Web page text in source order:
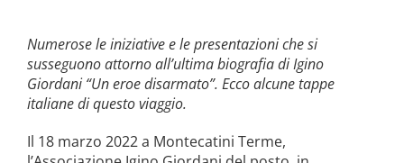
Numerose le iniziative e le presentazioni che si
susseguono attorno all’ultima biografia di Igino
Giordani “Un eroe disarmato”. Ecco alcune tappe
italiane di questo viaggio.
Il 18 marzo 2022 a Montecatini Terme,